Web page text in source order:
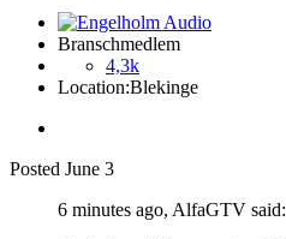
Branschmedlem
4,3k
Location:Blekinge
Posted June 3
6 minutes ago, AlfaGTV said: